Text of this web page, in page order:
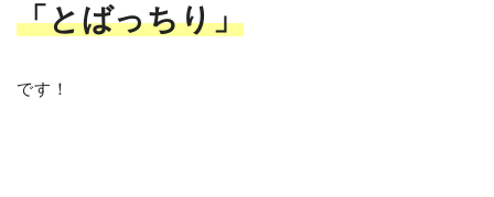
「とばっちり」
です！